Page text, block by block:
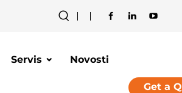
Servis Novosti
Get a